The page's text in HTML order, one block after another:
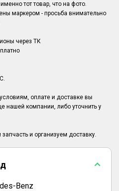
тот товар, что на фото.
маркером - просьба внимательно
через ТК
оплате и доставке вы
нашей компании, либо уточнить у
Benz